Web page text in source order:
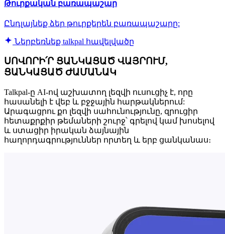
Թուրքական բառապաշար
Ընդլայնեք ձեր թուրքերեն բառապաշարը:
Ներբեռնեք talkpal հավելվածը
ՍՈՎՈՐԻ՛Ր ՑԱՆԿԱՑԱԾ ՎԱՅՐՈՒՄ,
ՑԱՆԿԱՑԱԾ ԺԱՄԱՆԱԿ
Talkpal-ը AI-ով աշխատող լեզվի ուսուցիչ է, որը
հասանելի է վեբ և բջջային հարթակներում:
Արագացրու քո լեզվի սահունությունը, զրուցիր
հետաքրքիր թեմաների շուրջ՝ գրելով կամ խոսելով
և ստացիր իրական ձայնային
հաղորդագրություններ որտեղ և երբ ցանկանաս։